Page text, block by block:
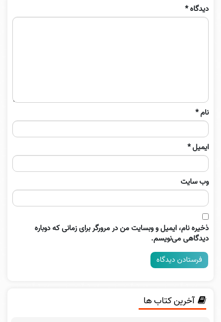
دیدگاه*
نام*
ایمیل*
وب‌ سایت
ذخیره نام، ایمیل و وبسایت من در مرورگر برای زمانی که دوباره
دیدگاهی می‌نویسم.
آخرین کتاب ها